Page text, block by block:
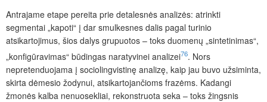
Antrajame etape pereita prie detalesnės analizės: atrinkti
segmentai „kapoti“ į dar smulkesnes dalis pagal turinio
atsikartojimus, šios dalys grupuotos – toks duomenų „sintetinimas“,
„konfigūravimas“ būdingas naratyvinei analizei76. Nors
nepretenduojama į sociolingvistinę analizę, kaip jau buvo užsiminta,
skirta dėmesio žodynui, atsikartojančioms frazėms. Kadangi
žmonės kalba nenuosekliai, rekonstruota seka – toks žingsnis